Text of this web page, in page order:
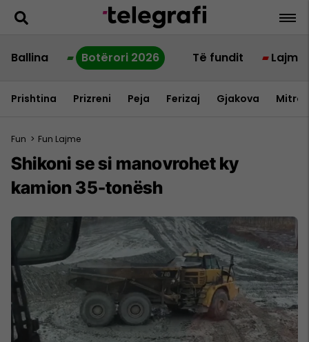
Ballina Botërori 2026 Të fundit Lajme
Prishtina Prizreni Peja Ferizaj Gjakova
Fun > Fun Lajme
Shikoni se si manovrohet ky
kamion 35-tonësh